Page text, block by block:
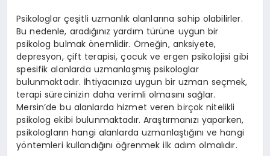
Psikologlar çeşitli uzmanlık alanlarına sahip olabilirler.
Bu nedenle, aradığınız yardım türüne uygun bir
psikolog bulmak önemlidir. Örneğin, anksiyete,
depresyon, çift terapisi, çocuk ve ergen psikolojisi gibi
spesifik alanlarda uzmanlaşmış psikologlar
bulunmaktadır. İhtiyacınıza uygun bir uzman seçmek,
terapi sürecinizin daha verimli olmasını sağlar.
Mersin’de bu alanlarda hizmet veren birçok nitelikli
psikolog ekibi bulunmaktadır. Araştırmanızı yaparken,
psikologların hangi alanlarda uzmanlaştığını ve hangi
yöntemleri kullandığını öğrenmek ilk adım olmalıdır.